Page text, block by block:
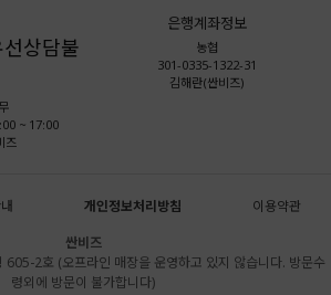
상담불
~ 17:00
즈
은행계좌정보
농협
301-0335-1322-31
김해란(싼비즈)
개인정보처리방침
이용약관
싼비즈
605-2호 (오프라인 매장을 운영하고 있지 않습니다. 방문수
령외에 방문이 불가합니다)